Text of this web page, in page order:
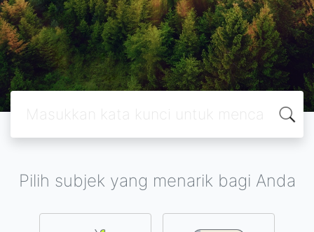
Pilih subjek yang menarik bagi Anda